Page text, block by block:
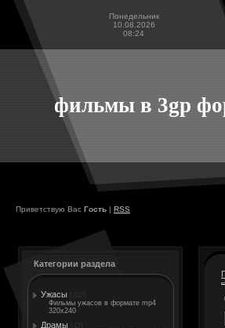
Понедельник
10.08.2026
08:24
фильмы в 3gp
Приветствую Вас Гость | RSS
Категории раздела
Ужасы
Фильмы ужасов в формате mp4
320x240
Драмы